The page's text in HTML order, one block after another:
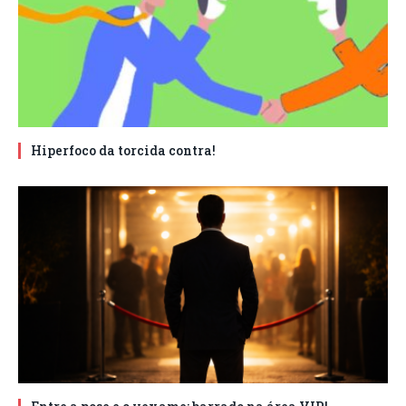
Hiperfoco da torcida contra!